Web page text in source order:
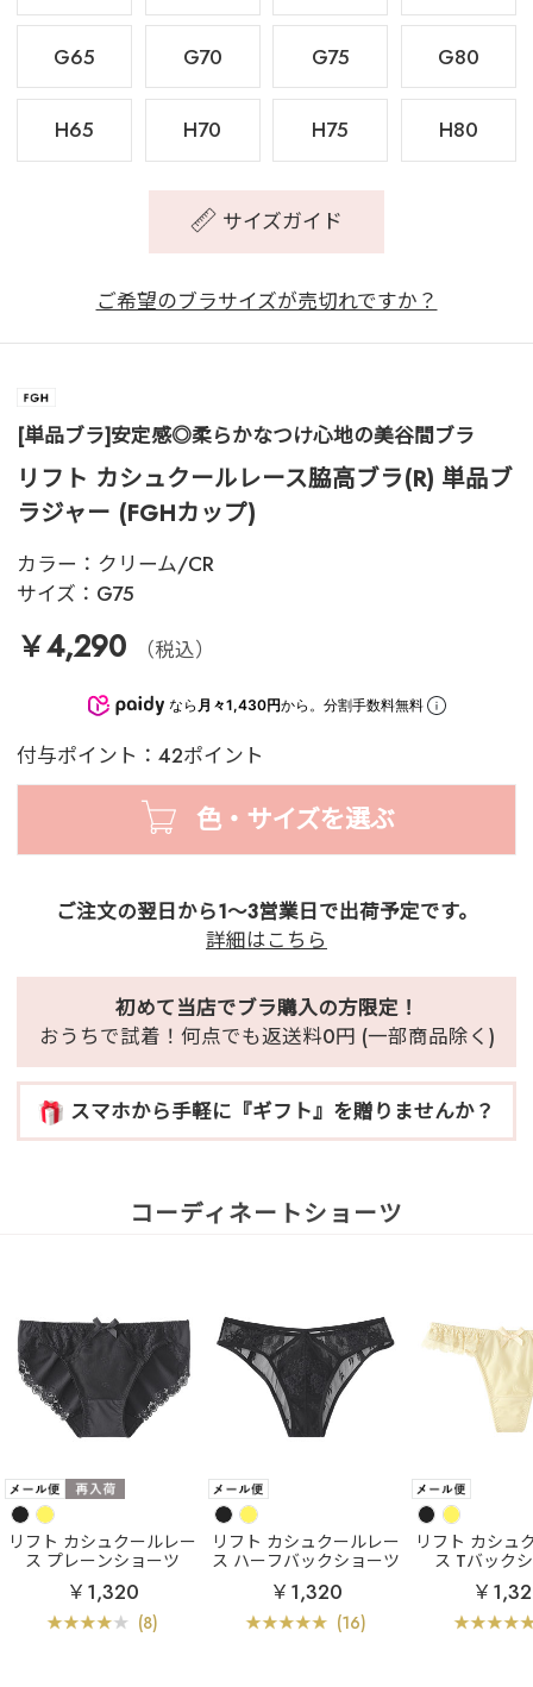
G65 G70 G75 G80
H65 H70 H75 H80
サイズガイド
ご希望のブラサイズが売切れですか？
[単品ブラ]安定感◎柔らかなつけ心地の美谷間ブラ
リフト カシュクールレース脇高ブラ(R) 単品ブ
ラジャー (FGHカップ)
カラー： クリーム/CR
サイズ： G75
￥4,290 （税込）
なら 月々1,430円から。分割手数料無料
付与ポイント：42ポイント
色・サイズを選ぶ
ご注文の翌日から1～3営業日で出荷予定です。
詳細はこちら
初めて当店でブラ購入の方限定！
おうちで試着！何点でも返送料0円 (一部商品除く)
スマホから手軽に『ギフト』を贈りませんか？
コーディネートショーツ
リフト カシュクールレー
ス プレーンショーツ
￥1,320
(8)
リフト カシュクールレー
ス ハーフバックショーツ
￥1,320
(16)
リフト カシュ
ス Tバック
￥